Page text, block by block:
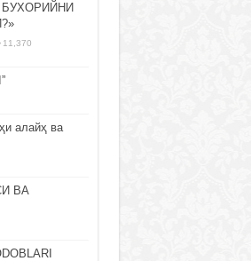
11,370
алайҳ ва
ВА